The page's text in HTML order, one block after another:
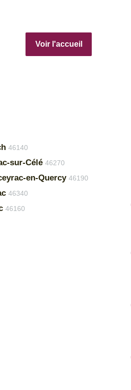
Voir l'accueil
46140
sur-Célé 46270
en-Quercy 46190
46340
46160